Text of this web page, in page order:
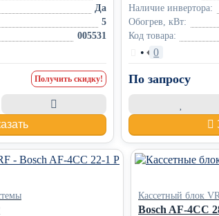
Да
5
005531
Получить скидку!
Наличие инвертора:
Обогрев, кВт:
Код товара:
• 0
По запросу
Кассетный блок
Bosch AF-4CC